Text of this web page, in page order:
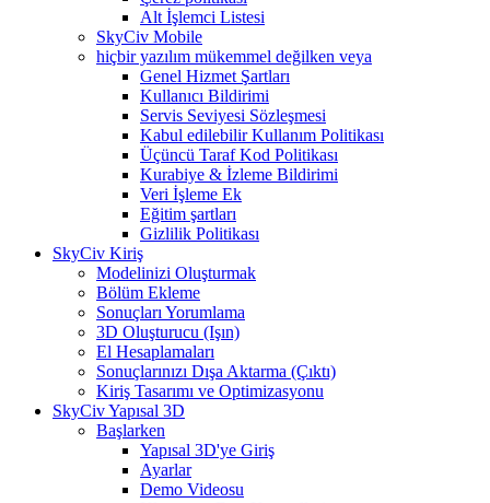
Alt İşlemci Listesi
SkyCiv Mobile
hiçbir yazılım mükemmel değilken veya
Genel Hizmet Şartları
Kullanıcı Bildirimi
Servis Seviyesi Sözleşmesi
Kabul edilebilir Kullanım Politikası
Üçüncü Taraf Kod Politikası
Kurabiye & İzleme Bildirimi
Veri İşleme Ek
Eğitim şartları
Gizlilik Politikası
SkyCiv Kiriş
Modelinizi Oluşturmak
Bölüm Ekleme
Sonuçları Yorumlama
3D Oluşturucu (Işın)
El Hesaplamaları
Sonuçlarınızı Dışa Aktarma (Çıktı)
Kiriş Tasarımı ve Optimizasyonu
SkyCiv Yapısal 3D
Başlarken
Yapısal 3D'ye Giriş
Ayarlar
Demo Videosu